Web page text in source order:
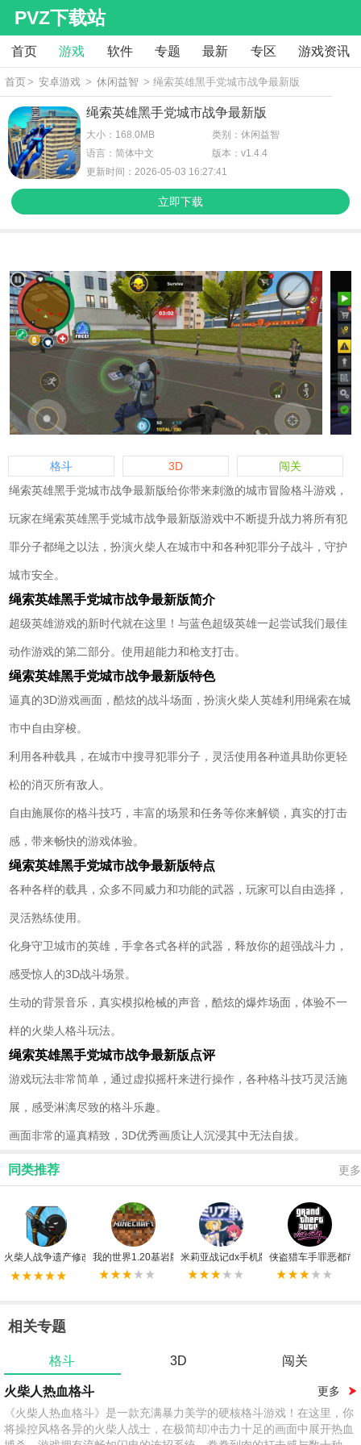
PVZ下载站
首页 游戏 软件 专题 最新 专区 游戏资讯
首页> 安卓游戏 > 休闲益智 > 绳索英雄黑手党城市战争最新版
绳索英雄黑手党城市战争最新版
大小：168.0MB
类别：休闲益智
语言：简体中文
版本：v1.4.4
更新时间：2026-05-03 16:27:41
立即下载
格斗 3D
闯关
绳索英雄黑手党城市战争最新版给你带来刺激的城市冒险格斗游戏，
玩家在绳索英雄黑手党城市战争最新版游戏中不断提升战力将所有犯
罪分子都绳之以法，扮演火柴人在城市中和各种犯罪分子战斗，守护
城市安全。
绳索英雄黑手党城市战争最新版简介
超级英雄游戏的新时代就在这里！与蓝色超级英雄一起尝试我们最佳
动作游戏的第二部分。使用超能力和枪支打击。
绳索英雄黑手党城市战争最新版特色
逼真的3D游戏画面，酷炫的战斗场面，扮演火柴人英雄利用绳索在城
市中自由穿梭。
利用各种载具，在城市中搜寻犯罪分子，灵活使用各种道具助你更轻
松的消灭所有敌人。
自由施展你的格斗技巧，丰富的场景和任务等你来解锁，真实的打击
感，带来畅快的游戏体验。
绳索英雄黑手党城市战争最新版特点
各种各样的载具，众多不同威力和功能的武器，玩家可以自由选择，
灵活熟练使用。
化身守卫城市的英雄，手拿各式各样的武器，释放你的超强战斗力，
感受惊人的3D战斗场景。
生动的背景音乐，真实模拟枪械的声音，酷炫的爆炸场面，体验不一
样的火柴人格斗玩法。
绳索英雄黑手党城市战争最新版点评
游戏玩法非常简单，通过虚拟摇杆来进行操作，各种格斗技巧灵活施
展，感受淋漓尽致的格斗乐趣。
画面非常的逼真精致，3D优秀画质让人沉浸其中无法自拔。
同类推荐 更多
火柴人战争遗产修改器FF版我的世界1.20基岩版手机版米莉亚战记dx手机版 侠盗猎车手罪恶都市
相关专题
格斗 3D 闯关
火柴人热血格斗
更多
《火柴人热血格斗》是一款充满暴力美学的硬核格斗游戏！在这里，你
将操控风格各异的火柴人战士，在极简却冲击力十足的画面中展开热血